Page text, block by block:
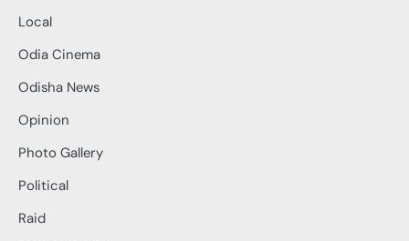
Local
Odia Cinema
Odisha News
Opinion
Photo Gallery
Political
Raid